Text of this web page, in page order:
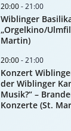
20:00-21:00
Wiblinger
„Orgelkino/
Martin)
20:00-21:00
Konzert
der Wiblinger
Musik?“ –
Konzerte (St.